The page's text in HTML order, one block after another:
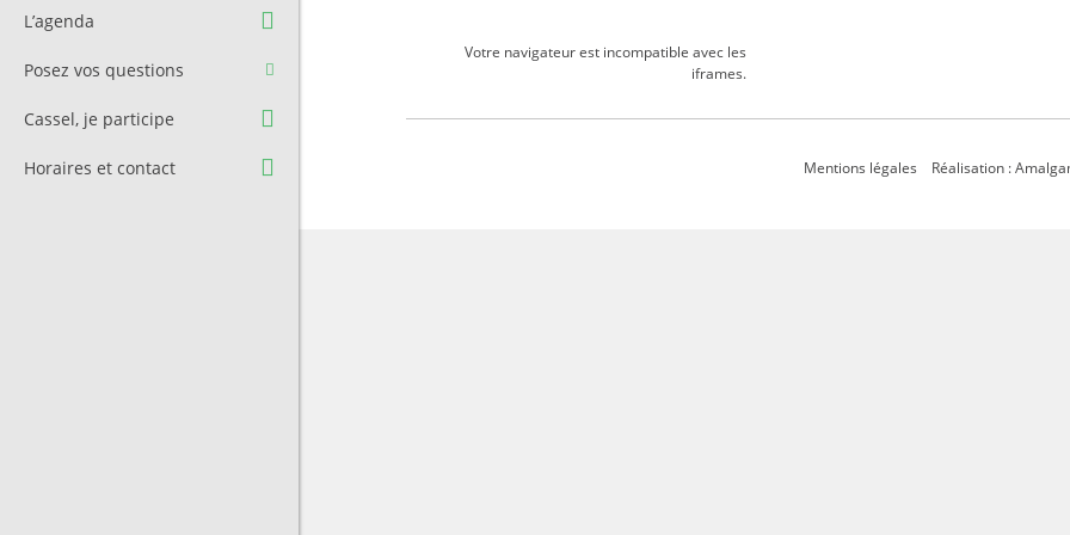
municipale
Contact et Accès
Cimetière
L’agenda
Posez vos questions
Cassel, je participe
Horaires et contact
Votre navigateur est incompatible avec les
iframes.
Mentions légales Réalisation :